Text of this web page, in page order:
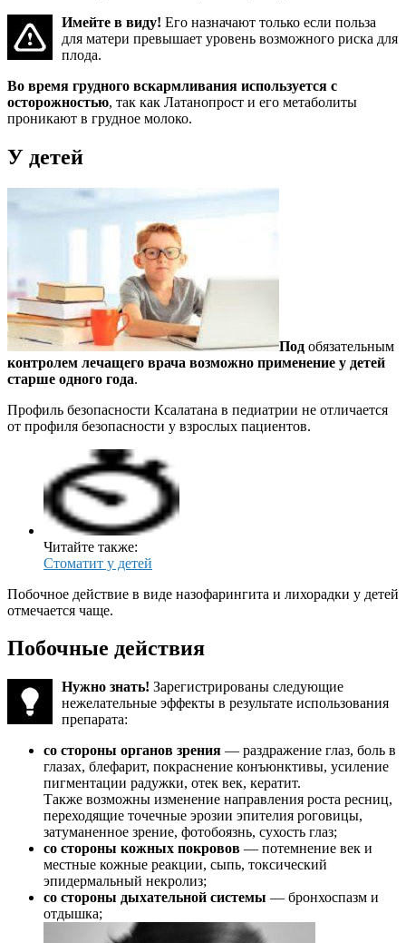
Имейте в виду! Его назначают только если польза
для матери превышает уровень возможного риска для
плода.
Во время грудного вскармливания используется с
осторожностью, так как Латанопрост и его метаболиты
проникают в грудное молоко.
У детей
Под обязательным
контролем лечащего врача возможно применение у детей
старше одного года.
Профиль безопасности Ксалатана в педиатрии не отличается
от профиля безопасности у взрослых пациентов.
Читайте также:
Стоматит у детей
Побочное действие в виде назофарингита и лихорадки у детей
отмечается чаще.
Побочные действия
Нужно знать! Зарегистрированы следующие
нежелательные эффекты в результате использования
препарата:
со стороны органов зрения — раздражение глаз, боль в
глазах, блефарит, покраснение конъюнктивы, усиление
пигментации радужки, отек век, кератит.
Также возможны изменение направления роста ресниц,
переходящие точечные эрозии эпителия роговицы,
затуманенное зрение, фотобоязнь, сухость глаз;
со стороны кожных покровов — потемнение век и
местные кожные реакции, сыпь, токсический
эпидермальный некролиз;
со стороны дыхательной системы — бронхоспазм и
отдышка;